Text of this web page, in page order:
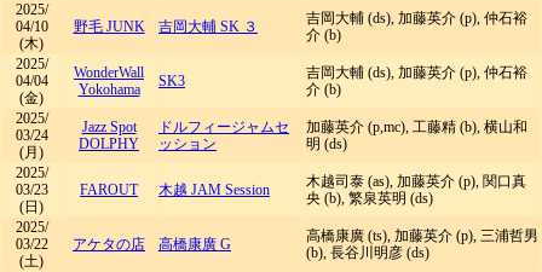
2025/
04/10
(木)
野毛 JUNK 吉岡大輔 SK ３
吉岡大輔 (ds), 加藤英介 (p), 仲石裕
介 (b)
2025/
04/04
(金)
WonderWall
Yokohama
SK3
吉岡大輔 (ds), 加藤英介 (p), 仲石裕
介 (b)
2025/
03/24
(月)
Jazz Spot
DOLPHY
ドルフィージャムセ
ッション
加藤英介 (p,mc), 工藤精 (b), 横山和
明 (ds)
2025/
03/23
(日)
FAROUT 木越 JAM Session
木越司泰 (as), 加藤英介 (p), 関口真
央 (b), 繁泉英明 (ds)
2025/
03/22
(土)
アケタの店 高橋康廣 G
高橋康廣 (ts), 加藤英介 (p), 三浦哲男
(b), 長谷川明彦 (ds)